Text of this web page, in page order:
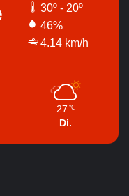
30º - 20º
46%
4.14 km/h
27 ℃
Di.